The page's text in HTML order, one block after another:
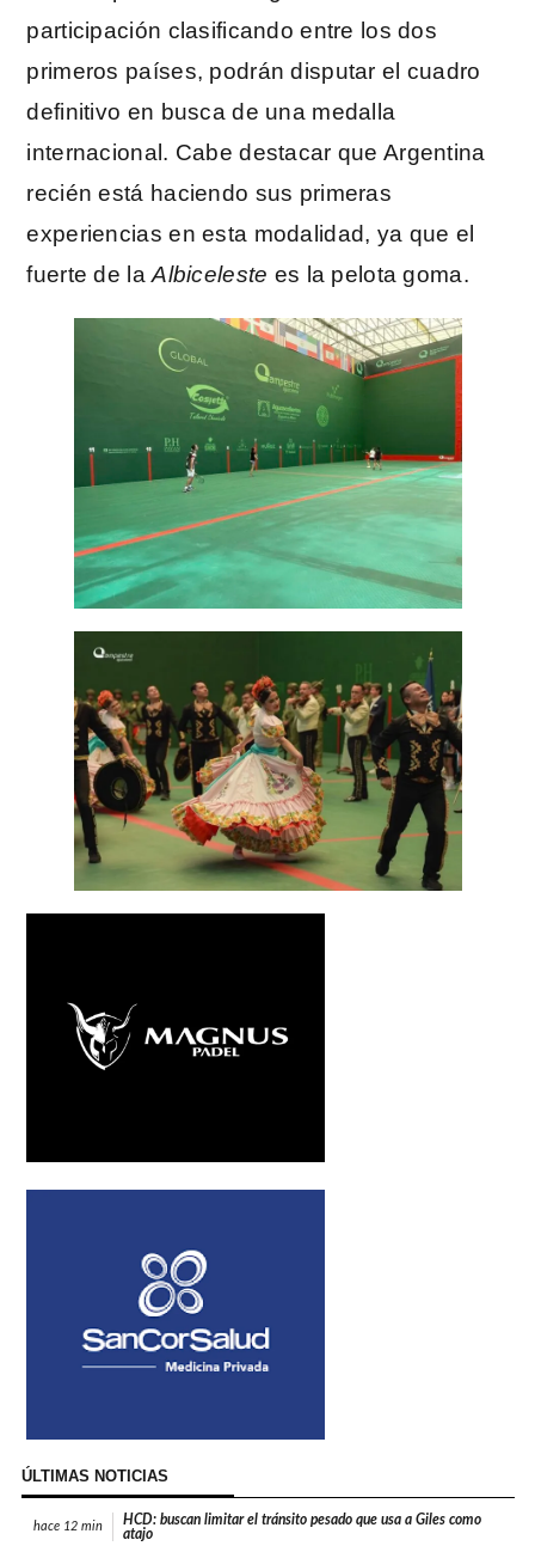
participación clasificando entre los dos
primeros países, podrán disputar el cuadro
definitivo en busca de una medalla
internacional. Cabe destacar que Argentina
recién está haciendo sus primeras
experiencias en esta modalidad, ya que el
fuerte de laAlbiceleste es la pelota goma.
ÚLTIMAS NOTICIAS
hace 12 min
HCD: buscan limitar el tránsito pesado que usa a Giles como
atajo